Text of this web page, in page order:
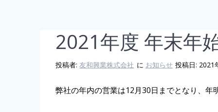
2021年度 年末年
投稿者:友和興業株式会社 に お知らせ 投稿日: 2021
弊社の年内の営業は12月30日までとなり、年